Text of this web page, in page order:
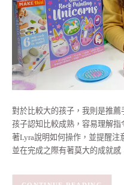
對於比較大的孩子，我則是推
孩子認知比較成熟，容易理解
著Lyra說明如何操作，並提醒注
並在完成之際有著莫大的成就感